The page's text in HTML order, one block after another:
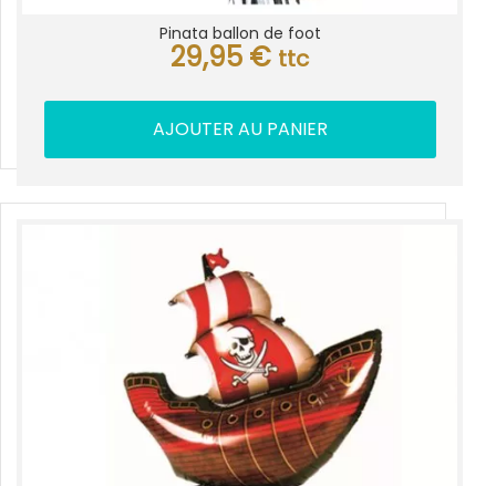
Pinata ballon de foot
29,95 € ttc
AJOUTER AU PANIER